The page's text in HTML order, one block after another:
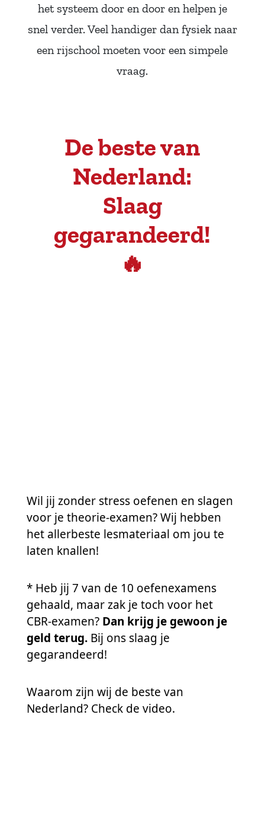
het systeem door en door en helpen je
snel verder. Veel handiger dan fysiek naar
een rijschool moeten voor een simpele
vraag.
De beste van
Nederland:
Slaag
gegarandeerd!
🔥
Wil jij zonder stress oefenen en slagen
voor je theorie-examen? Wij hebben
het allerbeste lesmateriaal om jou te
laten knallen!
* Heb jij 7 van de 10 oefenexamens
gehaald, maar zak je toch voor het
CBR-examen? Dan krijg je gewoon je
geld terug. Bij ons slaag je
gegarandeerd!
Waarom zijn wij de beste van
Nederland? Check de video.